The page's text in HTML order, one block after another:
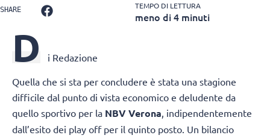
SHARE TEMPO DI LETTURA
meno di 4 minuti
D i Redazione
Quella che si sta per concludere è stata una stagione
difficile dal punto di vista economico e deludente da
quello sportivo per la NBV Verona, indipendentemente
dall’esito dei play off per il quinto posto. Un bilancio